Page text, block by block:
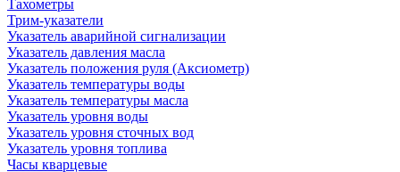
Тахометры
Трим-указатели
Указатель аварийной сигнализации
Указатель давления масла
Указатель положения руля (Аксиометр)
Указатель температуры воды
Указатель температуры масла
Указатель уровня воды
Указатель уровня сточных вод
Указатель уровня топлива
Часы кварцевые